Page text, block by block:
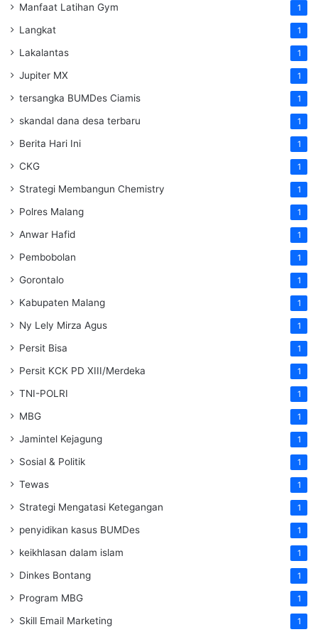
Manfaat Latihan Gym 1
Langkat 1
Lakalantas 1
Jupiter MX 1
tersangka BUMDes Ciamis 1
skandal dana desa terbaru 1
Berita Hari Ini 1
CKG 1
Strategi Membangun Chemistry 1
Polres Malang 1
Anwar Hafid 1
Pembobolan 1
Gorontalo 1
Kabupaten Malang 1
Ny Lely Mirza Agus 1
Persit Bisa 1
Persit KCK PD XIII/Merdeka 1
TNI-POLRI 1
MBG 1
Jamintel Kejagung 1
Sosial & Politik 1
Tewas 1
Strategi Mengatasi Ketegangan 1
penyidikan kasus BUMDes 1
keikhlasan dalam islam 1
Dinkes Bontang 1
Program MBG 1
Skill Email Marketing 1